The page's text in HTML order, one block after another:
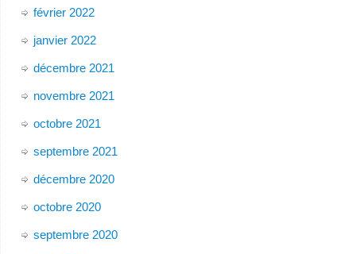
février 2022
janvier 2022
décembre 2021
novembre 2021
octobre 2021
septembre 2021
décembre 2020
octobre 2020
septembre 2020